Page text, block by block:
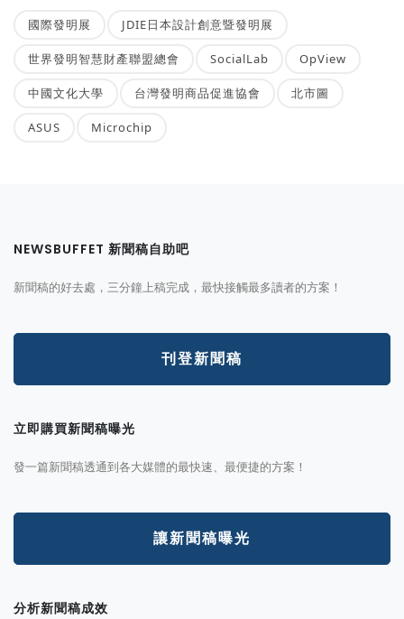
國際發明展 JDIE日本設計創意暨發明展
世界發明智慧財產聯盟總會 SocialLab OpView
中國文化大學 台灣發明商品促進協會 北市圖
ASUS Microchip
NEWSBUFFET 新聞稿自助吧
新聞稿的好去處，三分鐘上稿完成，最快接觸最多讀者的方案！
刊登新聞稿
立即購買新聞稿曝光
發一篇新聞稿透通到各大媒體的最快速、最便捷的方案！
讓新聞稿曝光
分析新聞稿成效